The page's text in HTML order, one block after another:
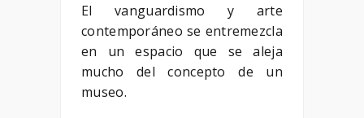
El vanguardismo y arte
contemporáneo se entremezcla
en un espacio que se aleja
mucho del concepto de un
museo.